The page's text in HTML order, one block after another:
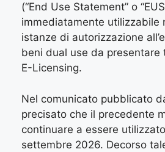
(“End Use Statement” o
immediatamente utilizzabile
istanze di autorizzazione
beni dual use da presentare
E-Licensing.
Nel comunicato pubblicato
precisato che il precedente
continuare a essere
settembre 2026. Decorso